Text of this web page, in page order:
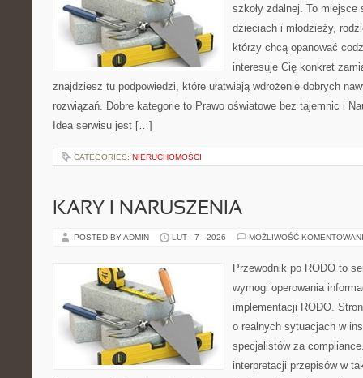
szkoły zdalnej. To
dzieciach i młodzieży,
którzy chcą opanować
interesuje Cię konkret
znajdziesz tu podpowiedzi, które ułatwiają wdrożenie dobrych
rozwiązań. Dobre kategorie to Prawo oświatowe bez tajemnic i
Idea serwisu jest […]
CATEGORIES: NIERUCHOMOŚCI
KARY I NARUSZENIA
POSTED BY ADMIN LUT - 7 - 2026 MOŻLIWOŚĆ
Przewodnik po RODO to
wymogi operowania
implementacji RODO.
o realnych sytuacjach w
specjalistów za
interpretacji przepisów w